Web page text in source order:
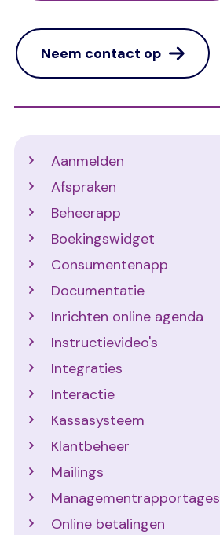
Neem contact op
Aanmelden
Afspraken
Beheerapp
Boekingswidget
Consumentenapp
Documentatie
Inrichten online agenda
Instructievideo's
Integraties
Interactie
Kassasysteem
Klantbeheer
Mailings
Managementrapportages
Online betalingen